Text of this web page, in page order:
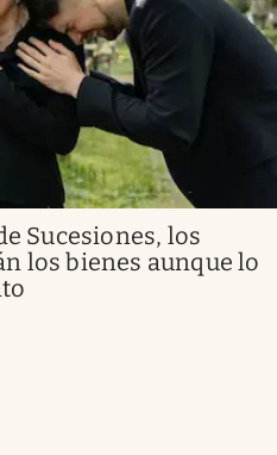
Sucesiones, los
los bienes aunque lo